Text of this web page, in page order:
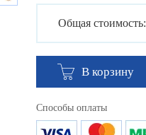
Общая стоимость:
В корзину
Способы оплаты